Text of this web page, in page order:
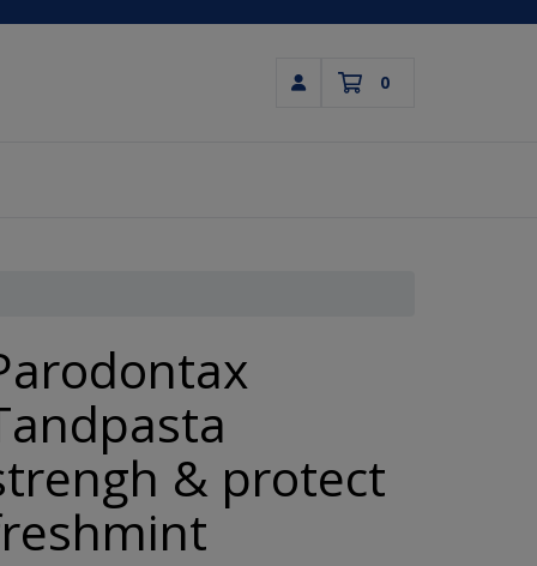
InloggenWinkelwagen
0
& protect